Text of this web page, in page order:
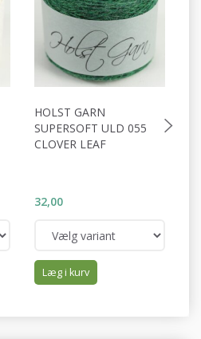
HOLST GARN
SUPERSOFT ULD 055
CLOVER LEAF
32,00
Læg i kurv